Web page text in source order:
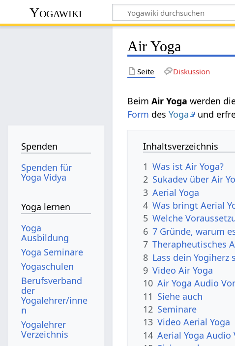
Yogawiki
Air Yoga
Seite Diskussion
BeimAir Yoga werden
Form desYoga und
Inhaltsverzeichnis
1 Was ist Air Yoga?
2 Sukadev über Air
3 Aerial Yoga
4 Was bringt Aerial
5 Welche
6 7 Gründe, warum
7 Therapheutisches
8 Lass dein Yogiherz
9 Video Air Yoga
10 Air Yoga Audio
11 Siehe auch
12 Seminare
13 Video Aerial Yoga
14 Aerial Yoga Audio
Spenden
Spenden für
Yoga Vidya
Yoga lernen
Yoga
Ausbildung
Yoga Seminare
Yogaschulen
Berufsverband
der
Yogalehrer/inne
n
Yogalehrer
Verzeichnis